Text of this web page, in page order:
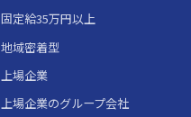
固定給35万円以上
地域密着型
上場企業
上場企業のグループ会社